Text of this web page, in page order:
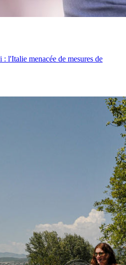
l'Italie menacée de mesures de